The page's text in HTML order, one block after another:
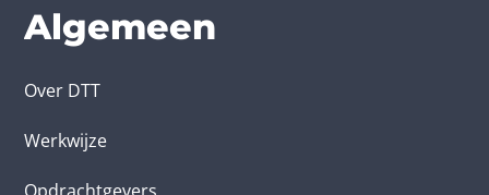
Algemeen
Over DTT
Werkwijze